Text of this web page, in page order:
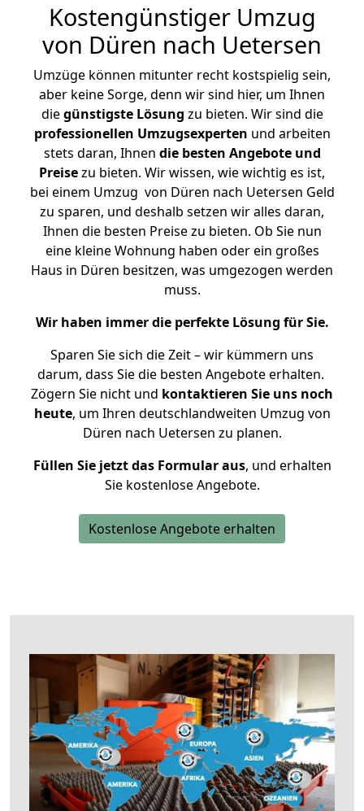
Kostengünstiger Umzug
von Düren nach Uetersen
Umzüge können mitunter recht kostspielig sein,
aber keine Sorge, denn wir sind hier, um Ihnen
diegünstigste Lösung zu bieten. Wir sind die
professionellen Umzugsexperten und arbeiten
stets daran, Ihnen die besten Angebote und
Preisezu bieten. Wir wissen, wie wichtig es ist,
bei einem Umzug von Düren nach Uetersen Geld
zu sparen, und deshalb setzen wir alles daran,
Ihnen die besten Preise zu bieten. Ob Sie nun
eine kleine Wohnung haben oder ein großes
Haus in Düren besitzen, was umgezogen werden
muss.
Wir haben immer die perfekte Lösung für Sie.
Sparen Sie sich die Zeit – wir kümmern uns
darum, dass Sie die besten Angebote erhalten.
Zögern Sie nicht und kontaktieren Sie uns noch
heute, um Ihren deutschlandweiten Umzug von
Düren nach Uetersen zu planen.
Füllen Sie jetzt das Formular aus, und erhalten
Sie kostenlose Angebote.
Kostenlose Angebote erhalten